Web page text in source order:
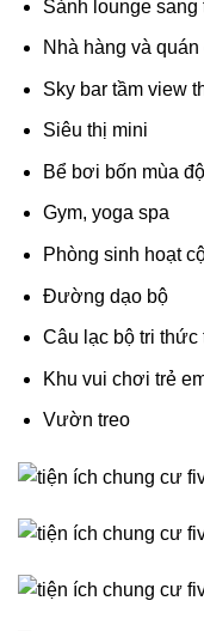
Sảnh lounge sang
Nhà hàng và quán
Sky bar tầm view
Siêu thị mini
Bể bơi bốn mùa
Gym, yoga spa
Phòng sinh hoạt
Đường dạo bộ
Câu lạc bộ tri thức
Khu vui chơi trẻ
Vườn treo